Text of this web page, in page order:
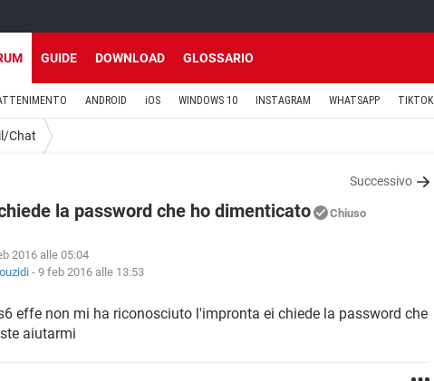
GUIDE DOWNLOAD GLOSSARIO
ANDROID iOS WINDOWS 10 INSTAGRAM WHATSAPP TIKTOK
Chat
Successivo
la password che ho dimenticato Chiuso
2016 alle 05:04
- 9 feb 2016 alle 13:53
effe non mi ha riconosciuto l'impronta ei chiede la password che
aiutarmi